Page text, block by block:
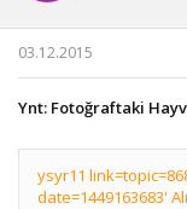
03.12.2015
Ynt: Fotoğraftaki
ysyr11
date=1449163683'